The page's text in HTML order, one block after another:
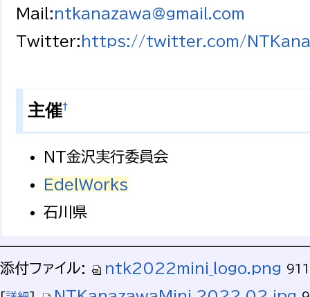
Mail:ntkanazawa@gmail.com
Twitter: https://twitter.com/
主催†
NT金沢実行委員会
EdelWorks
石川県
添付ファイル: ntk2022mini_logo.png